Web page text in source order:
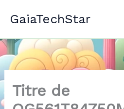
GaiaTechStar
Titre de